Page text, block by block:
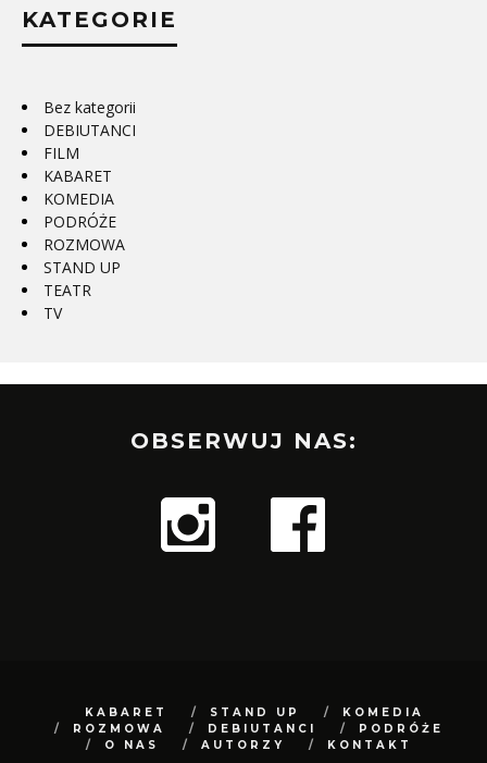
KATEGORIE
Bez kategorii
DEBIUTANCI
FILM
KABARET
KOMEDIA
PODRÓŻE
ROZMOWA
STAND UP
TEATR
TV
OBSERWUJ NAS:
KABARET STAND UP
KOMEDIA
ROZMOWA
DEBIUTANCI
PODRÓŻE
O NAS
AUTORZY KONTAKT